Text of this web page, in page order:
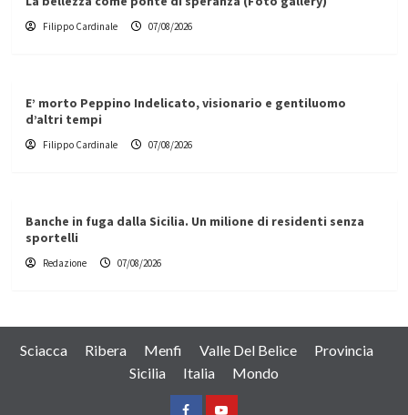
Filippo Cardinale 07/08/2026
E’ morto Peppino Indelicato, visionario e gentiluomo
d’altri tempi
Filippo Cardinale 07/08/2026
Banche in fuga dalla Sicilia. Un milione di residenti senza
sportelli
Redazione 07/08/2026
Sciacca Ribera Menfi Valle Del Belice
Provincia
Sicilia
Italia Mondo